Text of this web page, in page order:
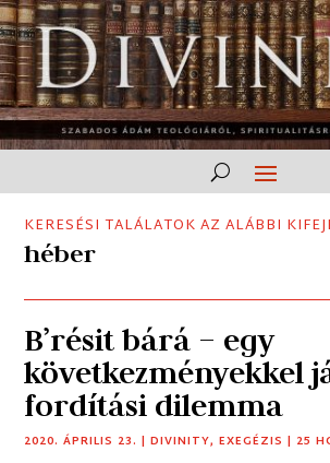
KERESÉSI TALÁLATOK AZ ALÁBBI
héber
B’résit bárá – egy
következményekkel
fordítási dilemma
2020. ÁPRILIS 23. |DIVINITY,EXEGÉZIS | 25